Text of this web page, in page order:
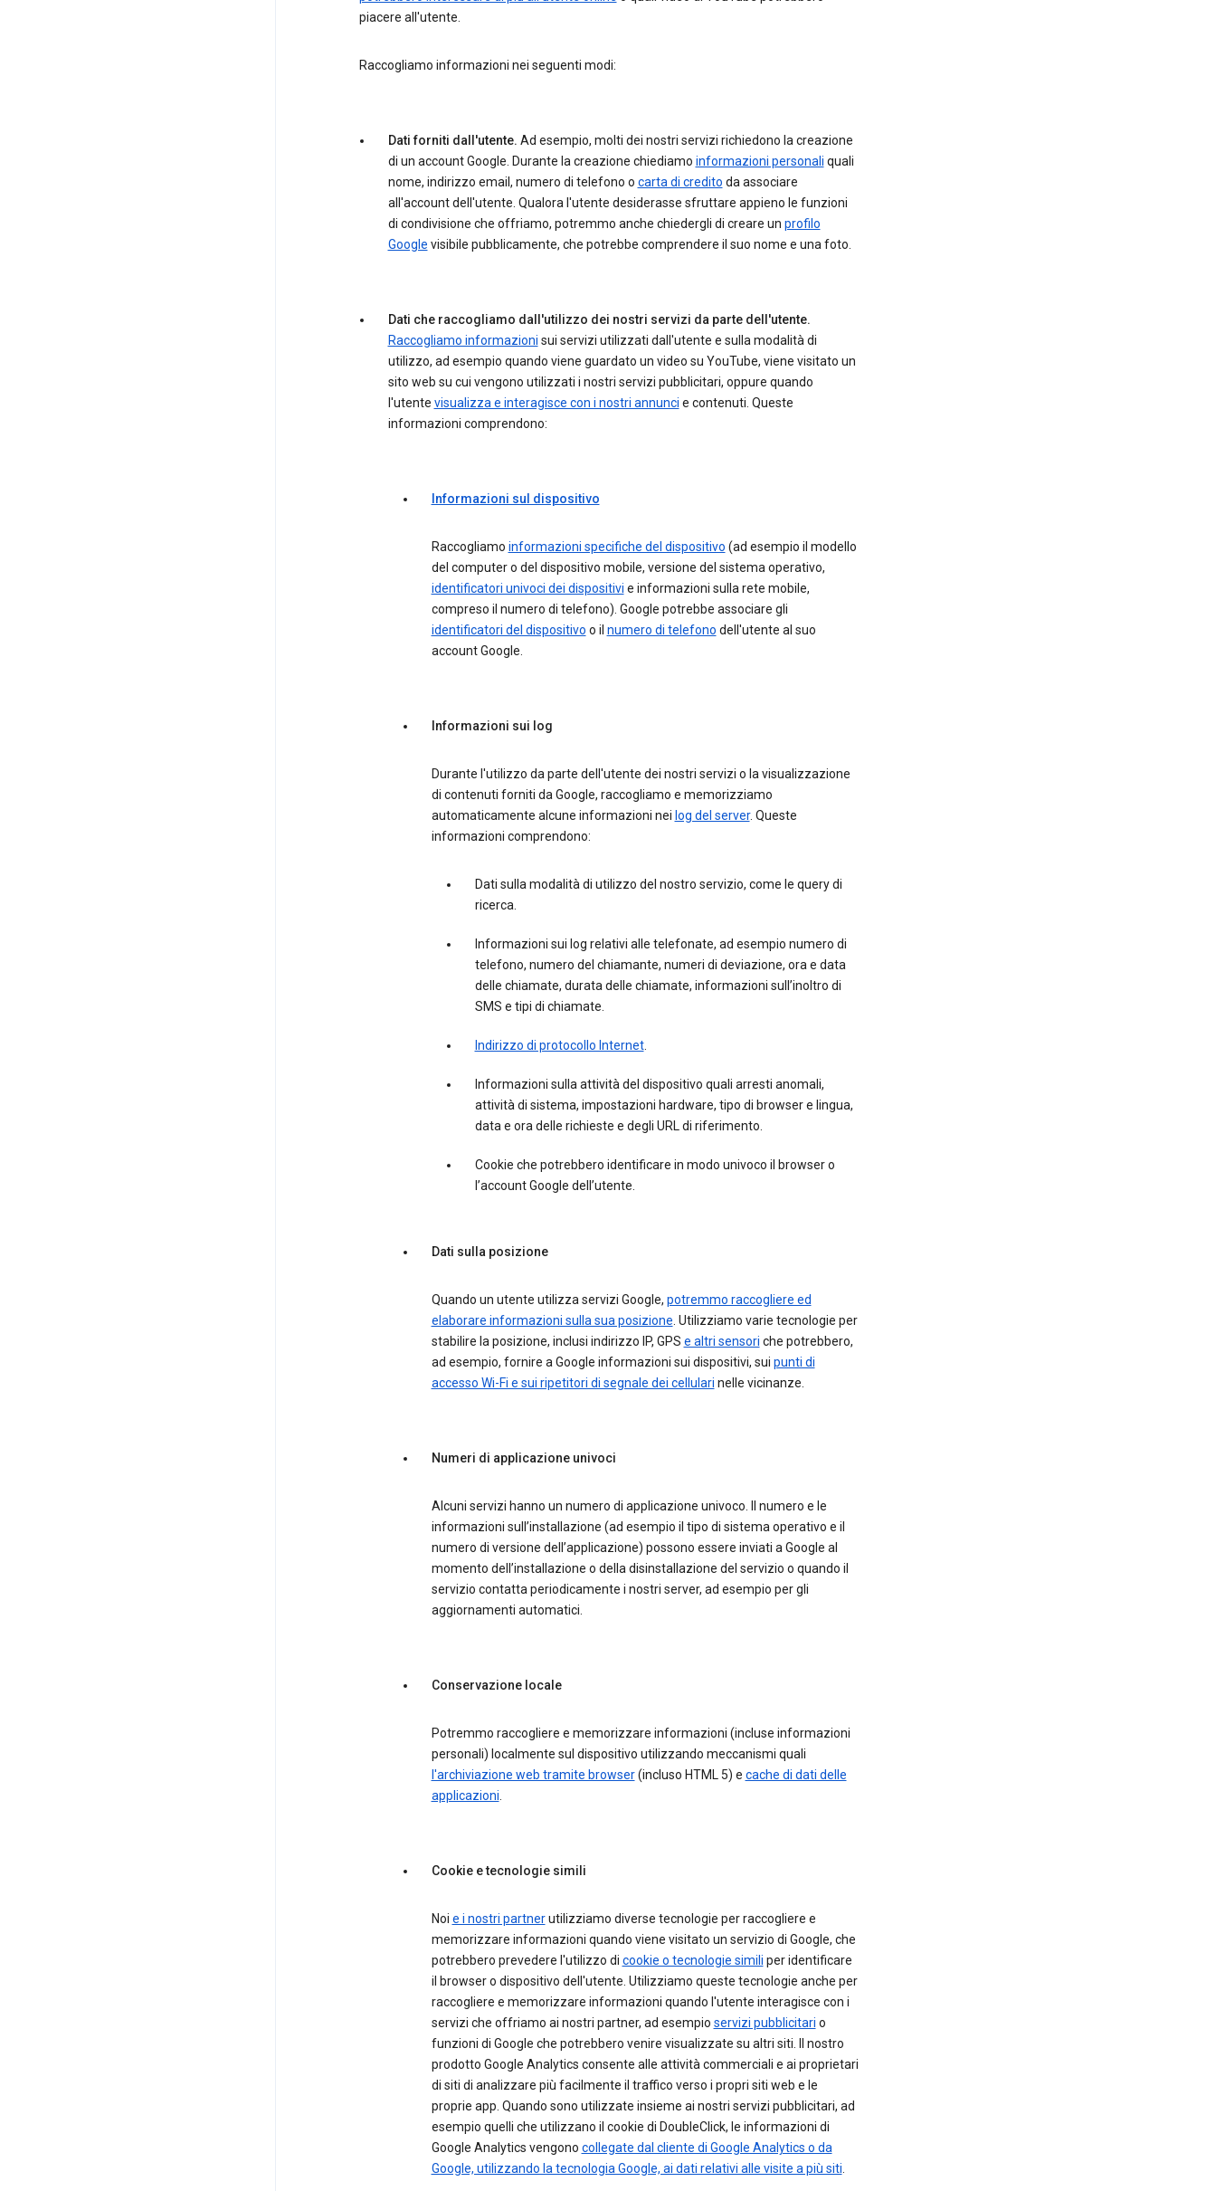
piacere all'utente.
Raccogliamo informazioni nei seguenti modi:
Dati forniti dall'utente. Ad esempio, molti dei nostri servizi richiedono la creazione
di un account Google. Durante la creazione chiediamo informazioni personali quali
nome, indirizzo email, numero di telefono o carta di credito da associare
all'account dell'utente. Qualora l'utente desiderasse sfruttare appieno le funzioni
di condivisione che offriamo, potremmo anche chiedergli di creare un profilo
Google visibile pubblicamente, che potrebbe comprendere il suo nome e una foto.
Dati che raccogliamo dall'utilizzo dei nostri servizi da parte dell'utente.
Raccogliamo informazioni sui servizi utilizzati dall'utente e sulla modalità di
utilizzo, ad esempio quando viene guardato un video su YouTube, viene visitato un
sito web su cui vengono utilizzati i nostri servizi pubblicitari, oppure quando
l'utente visualizza e interagisce con i nostri annunci e contenuti. Queste
informazioni comprendono:
Informazioni sul dispositivo
Raccogliamo informazioni specifiche del dispositivo (ad esempio il modello
del computer o del dispositivo mobile, versione del sistema operativo,
identificatori univoci dei dispositivi e informazioni sulla rete mobile,
compreso il numero di telefono). Google potrebbe associare gli
identificatori del dispositivo o il numero di telefono dell'utente al suo
account Google.
Informazioni sui log
Durante l'utilizzo da parte dell'utente dei nostri servizi o la visualizzazione
di contenuti forniti da Google, raccogliamo e memorizziamo
automaticamente alcune informazioni nei log del server. Queste
informazioni comprendono:
Dati sulla modalità di utilizzo del nostro servizio, come le query di
ricerca.
Informazioni sui log relativi alle telefonate, ad esempio numero di
telefono, numero del chiamante, numeri di deviazione, ora e data
delle chiamate, durata delle chiamate, informazioni sull’inoltro di
SMS e tipi di chiamate.
Indirizzo di protocollo Internet.
Informazioni sulla attività del dispositivo quali arresti anomali,
attività di sistema, impostazioni hardware, tipo di browser e lingua,
data e ora delle richieste e degli URL di riferimento.
Cookie che potrebbero identificare in modo univoco il browser o
l’account Google dell’utente.
Dati sulla posizione
Quando un utente utilizza servizi Google, potremmo raccogliere ed
elaborare informazioni sulla sua posizione. Utilizziamo varie tecnologie per
stabilire la posizione, inclusi indirizzo IP, GPS e altri sensori che potrebbero,
ad esempio, fornire a Google informazioni sui dispositivi, sui punti di
accesso Wi-Fi e sui ripetitori di segnale dei cellulari nelle vicinanze.
Numeri di applicazione univoci
Alcuni servizi hanno un numero di applicazione univoco. Il numero e le
informazioni sull’installazione (ad esempio il tipo di sistema operativo e il
numero di versione dell’applicazione) possono essere inviati a Google al
momento dell’installazione o della disinstallazione del servizio o quando il
servizio contatta periodicamente i nostri server, ad esempio per gli
aggiornamenti automatici.
Conservazione locale
Potremmo raccogliere e memorizzare informazioni (incluse informazioni
personali) localmente sul dispositivo utilizzando meccanismi quali
l'archiviazione web tramite browser(incluso HTML 5) e cache di dati delle
applicazioni.
Cookie e tecnologie simili
Noi e i nostri partnerutilizziamo diverse tecnologie per raccogliere e
memorizzare informazioni quando viene visitato un servizio di Google, che
potrebbero prevedere l'utilizzo di cookie o tecnologie simili per identificare
il browser o dispositivo dell'utente. Utilizziamo queste tecnologie anche per
raccogliere e memorizzare informazioni quando l'utente interagisce con i
servizi che offriamo ai nostri partner, ad esempio servizi pubblicitari o
funzioni di Google che potrebbero venire visualizzate su altri siti. Il nostro
prodotto Google Analytics consente alle attività commerciali e ai proprietari
di siti di analizzare più facilmente il traffico verso i propri siti web e le
proprie app. Quando sono utilizzate insieme ai nostri servizi pubblicitari, ad
esempio quelli che utilizzano il cookie di DoubleClick, le informazioni di
Google Analytics vengono collegate dal cliente di Google Analytics o da
Google, utilizzando la tecnologia Google, ai dati relativi alle visite a più siti.